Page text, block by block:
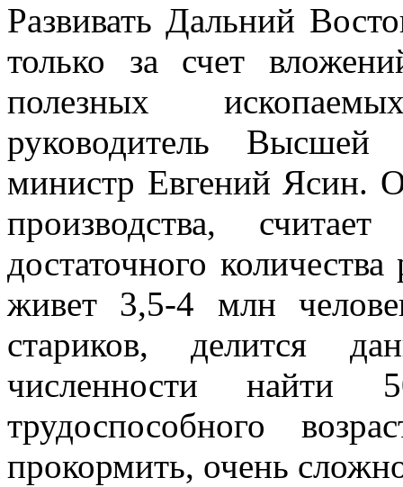
Развивать Дальний
только за счет
полезных
руководитель
министр Евгений Ясин.
производства,
достаточного
живет 3,5-4 млн
стариков, делится
численности найти
трудоспособного
прокормить, очень